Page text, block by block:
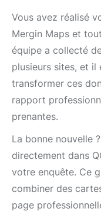
Vous avez réalisé
Mergin Maps et
équipe a collecté
plusieurs sites, et il
transformer ces
rapport
prenantes.
La bonne nouvelle
directement dans
votre enquête. Ce
combiner des
page